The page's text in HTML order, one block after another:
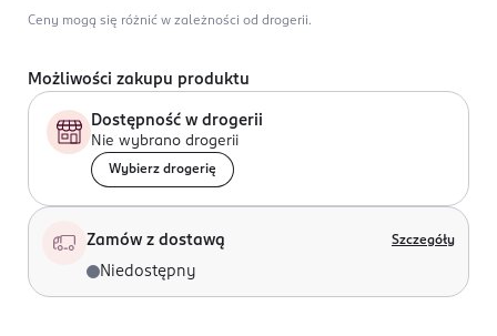
Ceny mogą się różnić w zależności od drogerii.
Możliwości zakupu produktu
Dostępność w drogerii
Nie wybrano drogerii
Wybierz drogerię
Zamów z dostawą Szczegóły
Niedostępny